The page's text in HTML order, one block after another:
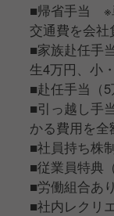
■帰省手当 ※
交通費を会社
■家族赴任手
生4万円、小
■赴任手当（5
■引っ越し手
かる費用を全
■社員持ち株
■従業員特典
■労働組合あり
■社内レクリ